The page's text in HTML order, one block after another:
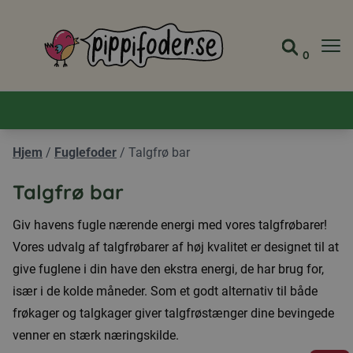
Pippifoder logo Gå til
Se
0
Hjem / Fuglefoder / Talgfrø bar
Talgfrø bar
Giv havens fugle nærende energi med vores talgfrøbarer!
Vores udvalg af talgfrøbarer af høj kvalitet er designet til at
give fuglene i din have den ekstra energi, de har brug for,
især i de kolde måneder. Som et godt alternativ til både
frøkager og talgkager giver talgfrøstænger dine bevingede
venner en stærk næringskilde.